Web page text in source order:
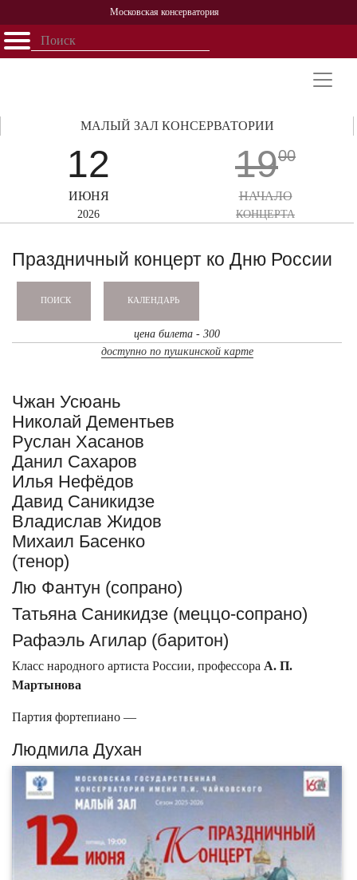
Московская консерватория
Открыть - закрыть
Персоналии
История
12
ИЮНЯ
2026
МАЛЫЙ ЗАЛ КОНСЕРВАТОРИИ
1900
НАЧАЛО
КОНЦЕРТА
Праздничный концерт ко Дню России
ПОИСК КАЛЕНДАРЬ
цена билета - 300
доступно по пушкинской карте
Чжан Усюань
Николай Дементьев
Руслан Хасанов
Данил Сахаров
Илья Нефёдов
Давид Саникидзе
Владислав Жидов
Михаил Басенко
(тенор)
Лю Фантун (сопрано)
Татьяна Саникидзе (меццо-сопрано)
Рафаэль Агилар (баритон)
Класс народного артиста России, профессора А. П.
Мартынова
Партия фортепиано —
Людмила Духан